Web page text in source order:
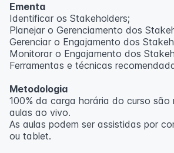
Professor(a):Frederyck Teixeira
Ementa
Identificar os Stakeholders;
Planejar o Gerenciamento dos
Gerenciar o Engajamento dos
Monitorar o Engajamento dos
Ferramentas e técnicas
Metodologia
100% da carga horária do curso são
aulas ao vivo.
As aulas podem ser assistidas por
ou tablet.